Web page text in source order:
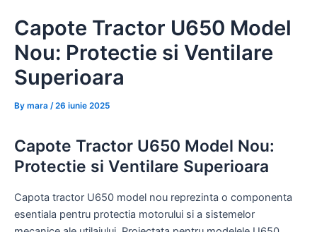
content
Capote Tractor U650 Model
Nou: Protectie si Ventilare
Superioara
By mara /26 iunie 2025
Capote Tractor U650 Model Nou:
Protectie si Ventilare Superioara
Capota tractor U650 model nou reprezinta o componenta
esentiala pentru protectia motorului si a sistemelor